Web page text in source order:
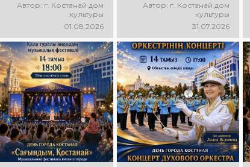
концертная
программа Азамата
Ибраева! Вас ждут
любимые песни,
яркое выступление,
мощная энергия и
праздничное
настроение!
Автор: г. Костанай дом
культуры
01.08.2026
программа
коллективов города
«Street Music»! Вас
ждут современная
музыка, яркие
выступления,
мощная энергия и
праздничное
настроение!
Автор: г. Костанай дом
культуры
31.07.2026